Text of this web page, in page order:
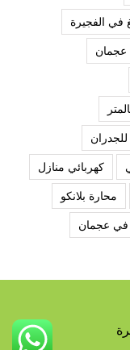
الفجيرة
كهربائي منازل
محارة بلانكو
في عجمان